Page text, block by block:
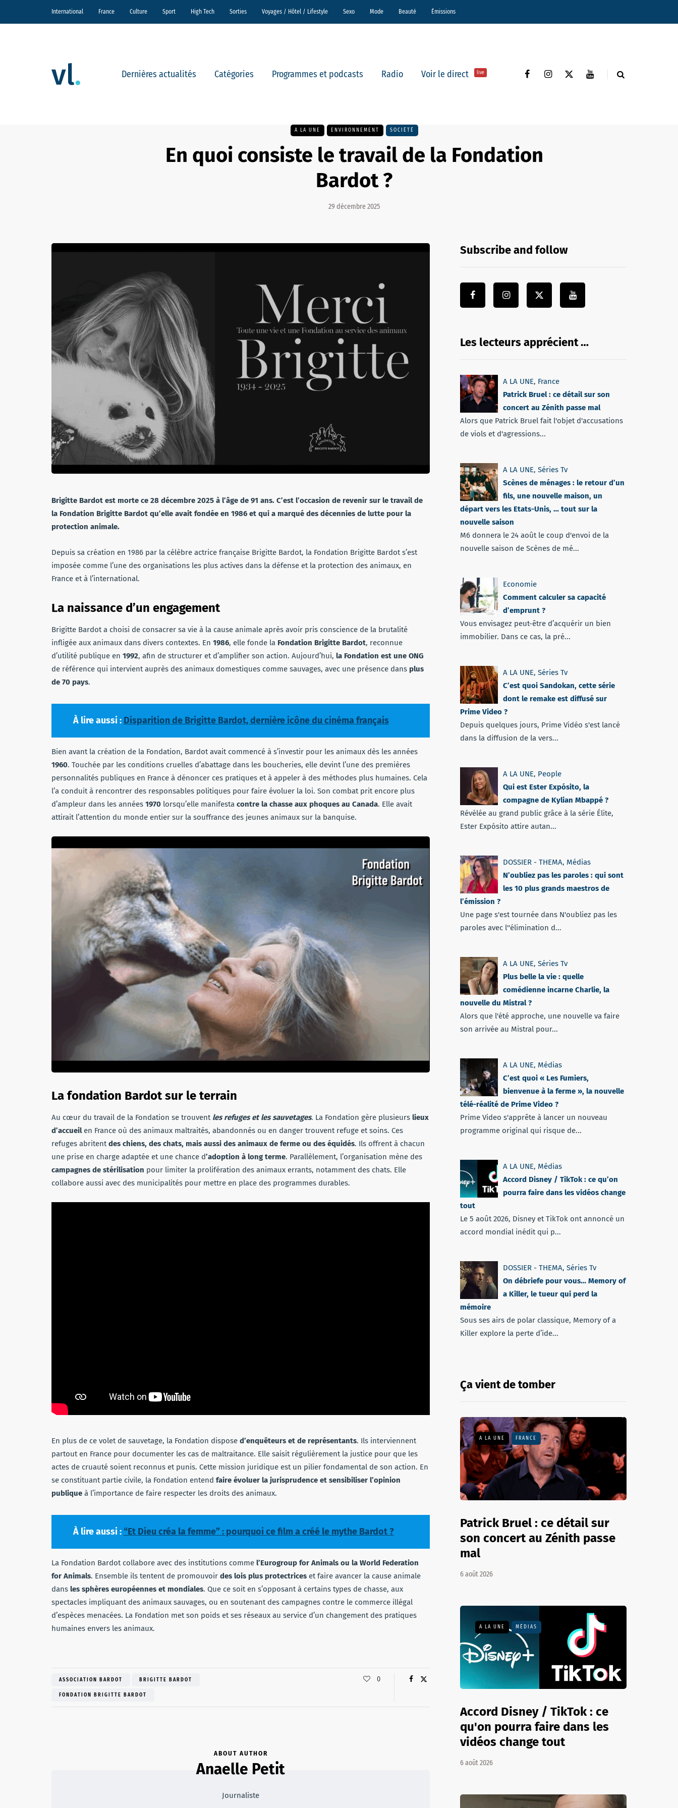
International France Culture Sport High Tech Sorties Voyages / Hôtel / Lifestyle Sexo Mode Beauté Émissions
Dernières actualités Catégories Programmes et podcasts Radio Voir le direct live
A LA UNE ENVIRONNEMENT SOCIÉTÉ
En quoi consiste le travail de la Fondation
Bardot ?
29 décembre 2025
Brigitte Bardot est morte ce 28 décembre 2025 à l’âge de 91 ans. C’est l’occasion de revenir sur le travail de
la Fondation Brigitte Bardot qu’elle avait fondée en 1986 et qui a marqué des décennies de lutte pour la
protection animale.
Depuis sa création en 1986 par la célèbre actrice française Brigitte Bardot, la Fondation Brigitte Bardot s’est
imposée comme l’une des organisations les plus actives dans la défense et la protection des animaux, en
France et à l’international.
La naissance d’un engagement
Brigitte Bardot a choisi de consacrer sa vie à la cause animale après avoir pris conscience de la brutalité
infligée aux animaux dans divers contextes. En 1986, elle fonde la Fondation Brigitte Bardot, reconnue
d’utilité publique en 1992, afin de structurer et d’amplifier son action. Aujourd’hui, la Fondation est une ONG
de référence qui intervient auprès des animaux domestiques comme sauvages, avec une présence dans plus
de 70 pays.
À lire aussi : Disparition de Brigitte Bardot, dernière icône du cinéma français
Bien avant la création de la Fondation, Bardot avait commencé à s’investir pour les animaux dès les années
1960. Touchée par les conditions cruelles d’abattage dans les boucheries, elle devint l’une des premières
personnalités publiques en France à dénoncer ces pratiques et à appeler à des méthodes plus humaines. Cela
l’a conduit à rencontrer des responsables politiques pour faire évoluer la loi. Son combat prit encore plus
d’ampleur dans les années 1970 lorsqu’elle manifesta contre la chasse aux phoques au Canada. Elle avait
attirait l’attention du monde entier sur la souffrance des jeunes animaux sur la banquise.
La fondation Bardot sur le terrain
Au cœur du travail de la Fondation se trouvent les refuges et les sauvetages. La Fondation gère plusieurs lieux
d’accueil en France où des animaux maltraités, abandonnés ou en danger trouvent refuge et soins. Ces
refuges abritent des chiens, des chats, mais aussi des animaux de ferme ou des équidés. Ils offrent à chacun
une prise en charge adaptée et une chance d’adoption à long terme. Parallèlement, l’organisation mène des
campagnes de stérilisation pour limiter la prolifération des animaux errants, notamment des chats. Elle
collabore aussi avec des municipalités pour mettre en place des programmes durables.
En plus de ce volet de sauvetage, la Fondation dispose d’enquêteurs et de représentants. Ils interviennent
partout en France pour documenter les cas de maltraitance. Elle saisit régulièrement la justice pour que les
actes de cruauté soient reconnus et punis. Cette mission juridique est un pilier fondamental de son action. En
se constituant partie civile, la Fondation entend faire évoluer la jurisprudence et sensibiliser l’opinion
publique à l’importance de faire respecter les droits des animaux.
À lire aussi :“Et Dieu créa la femme” : pourquoi ce film a créé le mythe Bardot ?
La Fondation Bardot collabore avec des institutions comme l’Eurogroup for Animals ou la World Federation
for Animals. Ensemble ils tentent de promouvoir des lois plus protectrices et faire avancer la cause animale
dans les sphères européennes et mondiales. Que ce soit en s’opposant à certains types de chasse, aux
spectacles impliquant des animaux sauvages, ou en soutenant des campagnes contre le commerce illégal
d’espèces menacées. La Fondation met son poids et ses réseaux au service d’un changement des pratiques
humaines envers les animaux.
ASSOCIATION BARDOT BRIGITTE BARDOT
FONDATION BRIGITTE BARDOT
0
ABOUT AUTHOR
Anaelle Petit
Journaliste
Subscribe and follow
Les lecteurs apprécient …
A LA UNE, France
Patrick Bruel : ce détail sur son
concert au Zénith passe mal
Alors que Patrick Bruel fait l'objet d'accusations
de viols et d'agressions...
A LA UNE, Séries Tv
Scènes de ménages : le retour d’un
fils, une nouvelle maison, un
départ vers les Etats-Unis, … tout sur la
nouvelle saison
M6 donnera le 24 août le coup d'envoi de la
nouvelle saison de Scènes de mé...
Economie
Comment calculer sa capacité
d’emprunt ?
Vous envisagez peut-être d’acquérir un bien
immobilier. Dans ce cas, la pré...
A LA UNE, Séries Tv
C’est quoi Sandokan, cette série
dont le remake est diffusé sur
Prime Video ?
Depuis quelques jours, Prime Vidéo s'est lancé
dans la diffusion de la vers...
A LA UNE, People
Qui est Ester Expósito, la
compagne de Kylian Mbappé ?
Révélée au grand public grâce à la série Élite,
Ester Expósito attire autan...
DOSSIER - THEMA, Médias
N’oubliez pas les paroles : qui sont
les 10 plus grands maestros de
l’émission ?
Une page s'est tournée dans N'oubliez pas les
paroles avec l''élimination d...
A LA UNE, Séries Tv
Plus belle la vie : quelle
comédienne incarne Charlie, la
nouvelle du Mistral ?
Alors que l'été approche, une nouvelle va faire
son arrivée au Mistral pour...
A LA UNE, Médias
C’est quoi « Les Fumiers,
bienvenue à la ferme », la nouvelle
télé-réalité de Prime Video ?
Prime Video s'apprête à lancer un nouveau
programme original qui risque de...
A LA UNE, Médias
Accord Disney / TikTok : ce qu’on
pourra faire dans les vidéos change
tout
Le 5 août 2026, Disney et TikTok ont annoncé un
accord mondial inédit qui p...
DOSSIER - THEMA, Séries Tv
On débriefe pour vous… Memory of
a Killer, le tueur qui perd la
mémoire
Sous ses airs de polar classique, Memory of a
Killer explore la perte d’ide...
Ça vient de tomber
A LA UNE FRANCE
Patrick Bruel : ce détail sur
son concert au Zénith passe
mal
6 août 2026
A LA UNE MÉDIAS
Accord Disney / TikTok : ce
qu'on pourra faire dans les
vidéos change tout
6 août 2026